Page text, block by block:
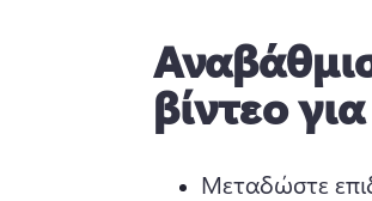
βίντεο
Μεταδώστε